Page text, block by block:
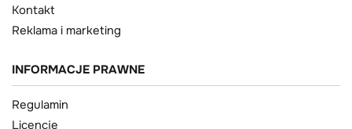
Kontakt
Reklama i marketing
INFORMACJE PRAWNE
Regulamin
Licencje